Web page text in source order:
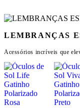
LEMBRANÇAS
Acessórios incríveis que